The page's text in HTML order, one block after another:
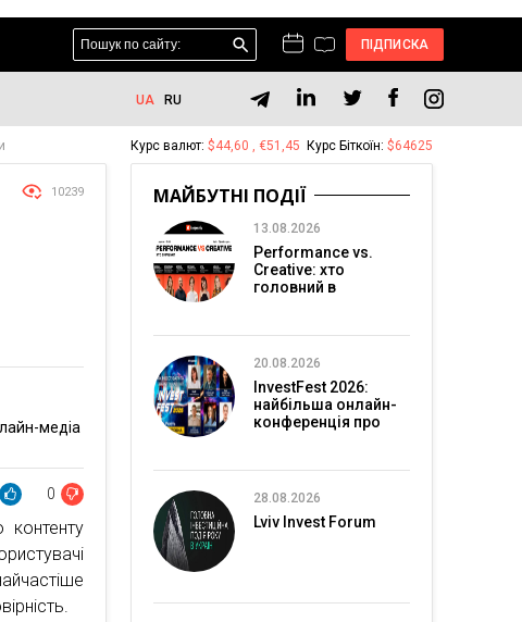
ПІДПИСКА
UA RU
10239
медіа
0
Курс валют: $44,60 , €51,45 Курс Біткоїн: $64625
МАЙБУТНІ ПОДІЇ
13.08.2026
Performance vs.
Creative: хто
головний в
20.08.2026
InvestFest 2026:
найбільша онлайн-
конференція про
28.08.2026
Lviv Invest Forum